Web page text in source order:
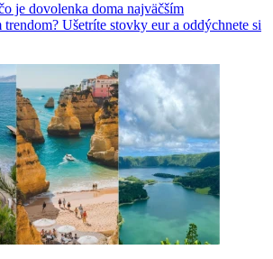
je dovolenka doma najväčším
Ušetríte stovky eur a oddýchnete si